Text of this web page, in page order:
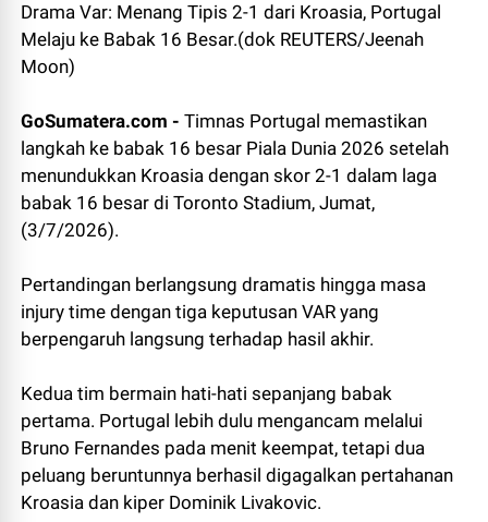
Drama Var: Menang Tipis 2-1 dari Kroasia, Portugal
Melaju ke Babak 16 Besar.(dok REUTERS/Jeenah
Moon)
GoSumatera.com -Timnas Portugal memastikan
langkah ke babak 16 besar Piala Dunia 2026 setelah
menundukkan Kroasia dengan skor 2-1 dalam laga
babak 16 besar di Toronto Stadium, Jumat,
(3/7/2026).
Pertandingan berlangsung dramatis hingga masa
injury time dengan tiga keputusan VAR yang
berpengaruh langsung terhadap hasil akhir.
Kedua tim bermain hati-hati sepanjang babak
pertama. Portugal lebih dulu mengancam melalui
Bruno Fernandes pada menit keempat, tetapi dua
peluang beruntunnya berhasil digagalkan pertahanan
Kroasia dan kiper Dominik Livakovic.